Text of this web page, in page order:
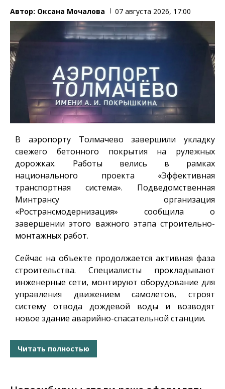
Автор: Оксана Мочалова 07 августа 2026, 17:00
В аэропорту Толмачево завершили укладку
свежего бетонного покрытия на рулежных
дорожках. Работы велись в рамках
национального проекта «Эффективная
транспортная система». Подведомственная
Минтрансу организация
«Ространсмодернизация» сообщила о
завершении этого важного этапа строительно-
монтажных работ.
Сейчас на объекте продолжается активная фаза
строительства. Специалисты прокладывают
инженерные сети, монтируют оборудование для
управления движением самолетов, строят
систему отвода дождевой воды и возводят
новое здание аварийно-спасательной станции.
Читать полностью